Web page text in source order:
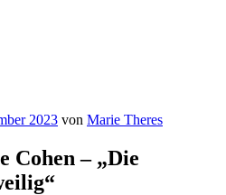
2023 von Marie Theres
Cohen – „Die